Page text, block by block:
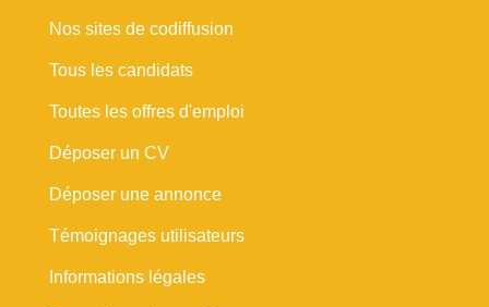
Nos sites de codiffusion
Tous les candidats
Toutes les offres d'emploi
Déposer un CV
Déposer une annonce
Témoignages utilisateurs
Informations légales